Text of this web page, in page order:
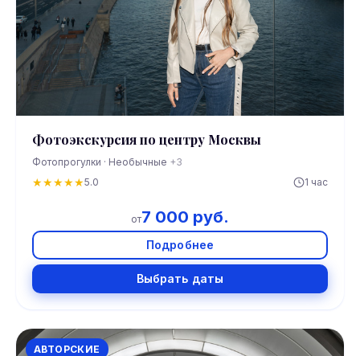
Фотоэкскурсия по центру Москвы
Фотопрогулки · Необычные +3
★★★★★5.0 1 час
от7 000 руб.
Подробнее
Выбрать даты
АВТОРСКИЕ